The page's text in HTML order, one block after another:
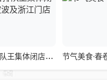
昔日排队王集体闭店风波波及浙江门店 节气美食·春